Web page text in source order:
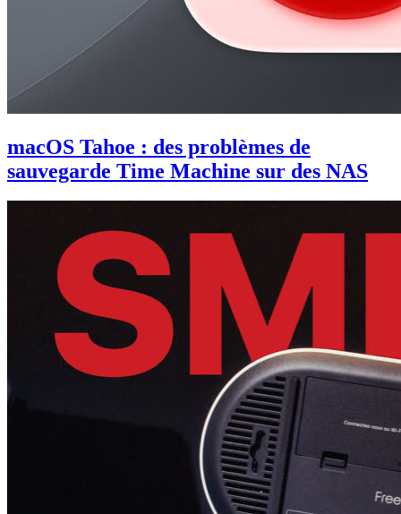
macOS Tahoe : des problèmes de
sauvegarde Time Machine sur des NAS